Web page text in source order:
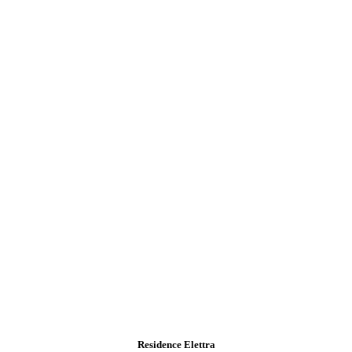
Residence Elettra